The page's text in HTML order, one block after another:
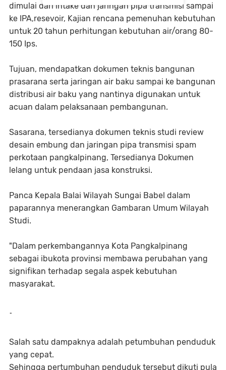
dimulai dari intake dan jaringan pipa transmisi sampai
ke IPA,resevoir, Kajian rencana pemenuhan kebutuhan
untuk 20 tahun perhitungan kebutuhan air/orang 80-
150 Ips.
Tujuan, mendapatkan dokumen teknis bangunan
prasarana serta jaringan air baku sampai ke bangunan
distribusi air baku yang nantinya digunakan untuk
acuan dalam pelaksanaan pembangunan.
Sasarana, tersedianya dokumen teknis studi review
desain embung dan jaringan pipa transmisi spam
perkotaan pangkalpinang, Tersedianya Dokumen
lelang untuk pendaan jasa konstruksi.
Panca Kepala Balai Wilayah Sungai Babel dalam
paparannya menerangkan Gambaran Umum Wilayah
Studi.
"Dalam perkembangannya Kota Pangkalpinang
sebagai ibukota provinsi membawa perubahan yang
signifikan terhadap segala aspek kebutuhan
masyarakat.
-
Salah satu dampaknya adalah petumbuhan penduduk
yang cepat.
Sehingga pertumbuhan penduduk tersebut dikuti pula